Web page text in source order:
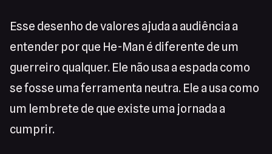
Esse desenho de valores ajuda a audiência a
entender por que He-Man é diferente de um
guerreiro qualquer. Ele não usa a espada como
se fosse uma ferramenta neutra. Ele a usa como
um lembrete de que existe uma jornada a
cumprir.